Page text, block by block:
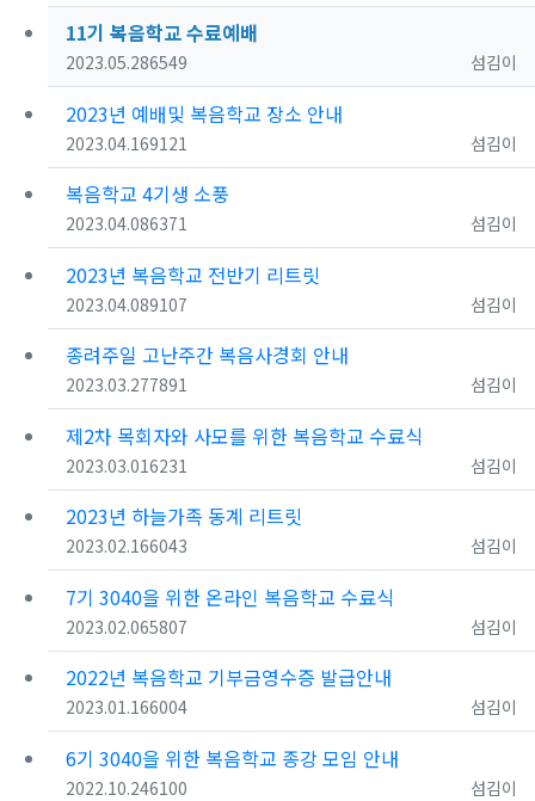
11기 복음학교 수료예배
등록자
섬김이
등록일
2023.05.28조회
6549
2023년 예배및 복음학교 장소 안내
등록자
섬김이
등록일
2023.04.16조회
9121
복음학교 4기생 소풍
등록자
섬김이
등록일
2023.04.08조회
6371
2023년 복음학교 전반기 리트릿
등록자
섬김이
등록일
2023.04.08조회
9107
종려주일 고난주간 복음사경회 안내
등록자
섬김이
등록일
2023.03.27조회
7891
제2차 목회자와 사모를 위한 복음학교 수료식
등록자
섬김이
등록일
2023.03.01조회
6231
2023년 하늘가족 동계 리트릿
등록자
섬김이
등록일
2023.02.16조회
6043
7기 3040을 위한 온라인 복음학교 수료식
등록자
섬김이
등록일
2023.02.06조회
5807
2022년 복음학교 기부금영수증 발급안내
등록자
섬김이
등록일
2023.01.16조회
6004
6기 3040을 위한 복음학교 종강 모임 안내
등록자
섬김이
등록일
2022.10.24조회
6100